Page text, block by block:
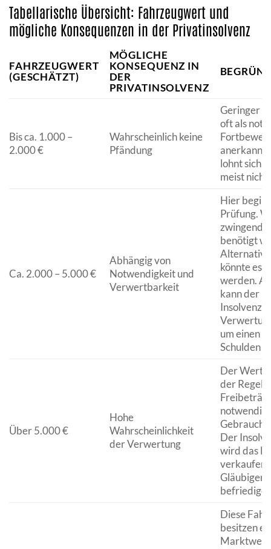
Tabellarische Übersicht: Fahrzeugwert und
mögliche Konsequenzen in der Privatinsolvenz
FAHRZEUGWERT
(GESCHÄTZT)
MÖGLICHE
KONSEQUENZ IN
DER
PRIVATINSOLVENZ
Bis ca. 1.000 –
2.000 €
Wahrscheinlich keine
Pfändung
Geringer
oft als
lohnt sich
meist nicht.
Ca. 2.000 – 5.000 €
Abhängig von
Notwendigkeit und
Verwertbarkeit
Hier
Prüfung.
zwingend
benötigt
könnte es
werden.
kann der
um einen
Schulden
Über 5.000 €
Hohe
Wahrscheinlichkeit
der Verwertung
Der Wert
der Regel
Der
wird das
verkaufen,
Gläubiger
Diese
besitzen
Marktwert